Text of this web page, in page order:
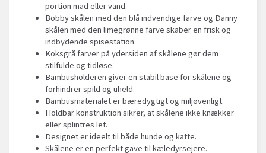
portion mad eller vand.
Bobby skålen med den blå indvendige farve og Danny
skålen med den limegrønne farve skaber en frisk og
indbydende spisestation.
Koksgrå farver på ydersiden af skålene gør dem
stilfulde og tidløse.
Bambusholderen giver en stabil base for skålene og
forhindrer spild og uheld.
Bambusmaterialet er bæredygtigt og miljøvenligt.
Holdbar konstruktion sikrer, at skålene ikke knækker
eller splintres let.
Designet er ideelt til både hunde og katte.
Skålene er en perfekt gave til kæledyrsejere.